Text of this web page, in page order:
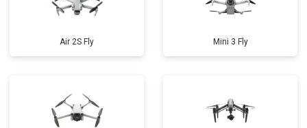
Air 2S Fly Mini 3 Fly